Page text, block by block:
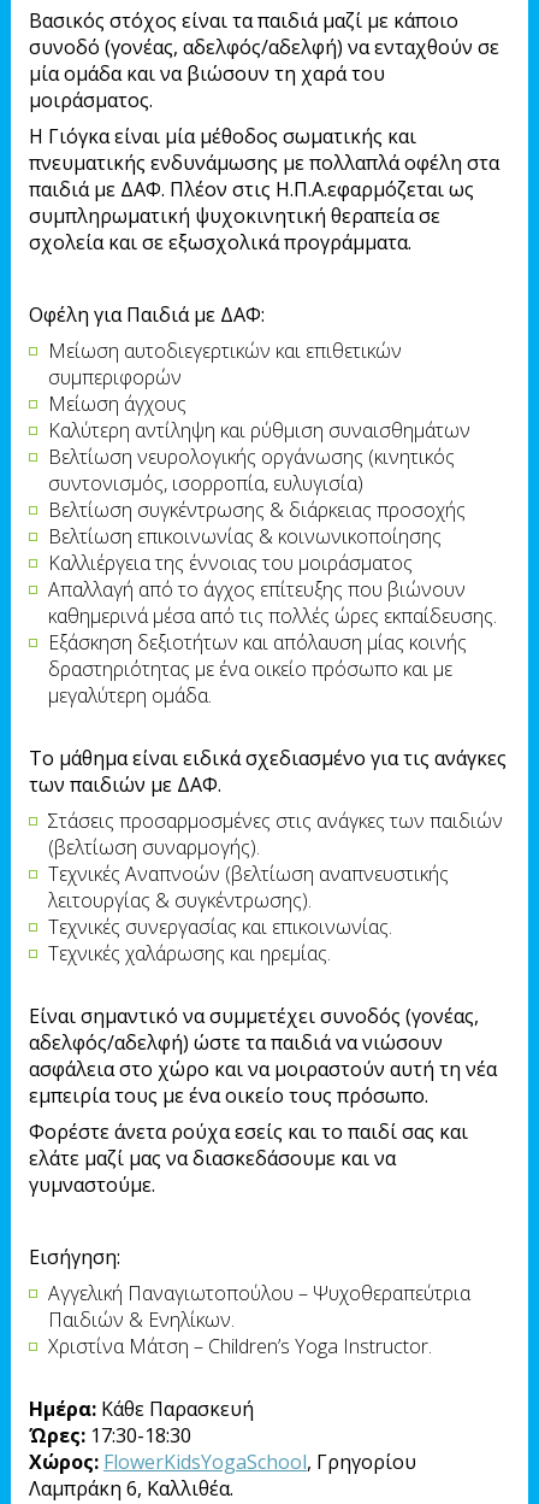
Βασικός στόχος είναι τα παιδιά μαζί με κάποιο
συνοδό (γονέας, αδελφός/αδελφή) να ενταχθούν σε
μία ομάδα και να βιώσουν τη χαρά του
μοιράσματος.
Η Γιόγκα είναι μία μέθοδος σωματικής και
πνευματικής ενδυνάμωσης με πολλαπλά οφέλη στα
παιδιά με ΔΑΦ. Πλέον στις Η.Π.Α.εφαρμόζεται ως
συμπληρωματική ψυχοκινητική θεραπεία σε
σχολεία και σε εξωσχολικά προγράμματα.
Οφέλη για Παιδιά με ΔΑΦ:
Μείωση αυτοδιεγερτικών και επιθετικών
συμπεριφορών
Μείωση άγχους
Καλύτερη αντίληψη και ρύθμιση συναισθημάτων
Βελτίωση νευρολογικής οργάνωσης (κινητικός
συντονισμός, ισορροπία, ευλυγισία)
Βελτίωση συγκέντρωσης & διάρκειας προσοχής
Βελτίωση επικοινωνίας & κοινωνικοποίησης
Καλλιέργεια της έννοιας του μοιράσματος
Απαλλαγή από το άγχος επίτευξης που βιώνουν
καθημερινά μέσα από τις πολλές ώρες εκπαίδευσης.
Εξάσκηση δεξιοτήτων και απόλαυση μίας κοινής
δραστηριότητας με ένα οικείο πρόσωπο και με
μεγαλύτερη ομάδα.
Το μάθημα είναι ειδικά σχεδιασμένο για τις ανάγκες
των παιδιών με ΔΑΦ.
Στάσεις προσαρμοσμένες στις ανάγκες των παιδιών
(βελτίωση συναρμογής).
Τεχνικές Αναπνοών (βελτίωση αναπνευστικής
λειτουργίας & συγκέντρωσης).
Τεχνικές συνεργασίας και επικοινωνίας.
Τεχνικές χαλάρωσης και ηρεμίας.
Είναι σημαντικό να συμμετέχει συνοδός (γονέας,
αδελφός/αδελφή) ώστε τα παιδιά να νιώσουν
ασφάλεια στο χώρο και να μοιραστούν αυτή τη νέα
εμπειρία τους με ένα οικείο τους πρόσωπο.
Φορέστε άνετα ρούχα εσείς και το παιδί σας και
ελάτε μαζί μας να διασκεδάσουμε και να
γυμναστούμε.
Εισήγηση:
Αγγελική Παναγιωτοπούλου – Ψυχοθεραπεύτρια
Παιδιών & Ενηλίκων.
Χριστίνα Μάτση – Children’s Yoga Instructor.
Ημέρα:Κάθε Παρασκευή
Ώρες:17:30-18:30
Χώρος: FlowerKidsYogaSchool, Γρηγορίου
Λαμπράκη 6, Καλλιθέα.